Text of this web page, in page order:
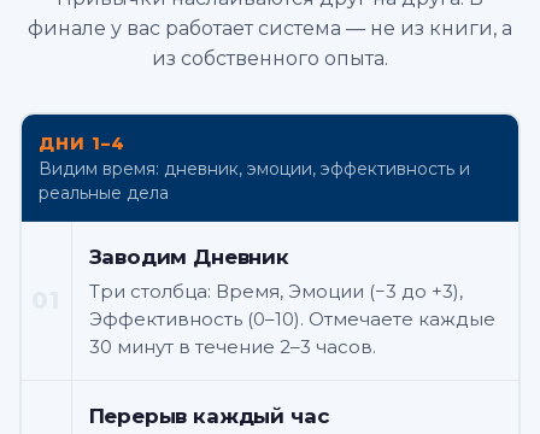
финале у вас работает система — не из книги, а
из собственного опыта.
ДНИ 1–4
Видим время: дневник, эмоции, эффективность и
реальные дела
Заводим Дневник
Три столбца: Время, Эмоции (−3 до +3),
Эффективность (0–10). Отмечаете каждые
30 минут в течение 2–3 часов.
Перерыв каждый час